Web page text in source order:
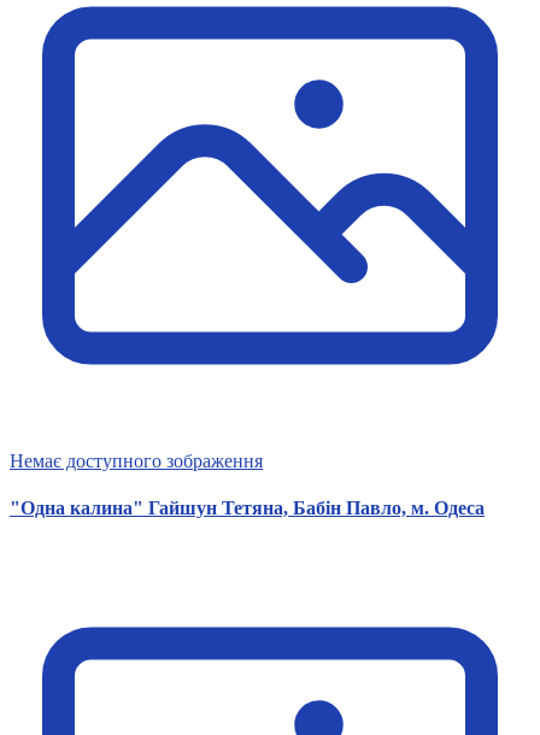
Немає доступного зображення
"Одна калина" Гайшун Тетяна, Бабін Павло, м. Одеса